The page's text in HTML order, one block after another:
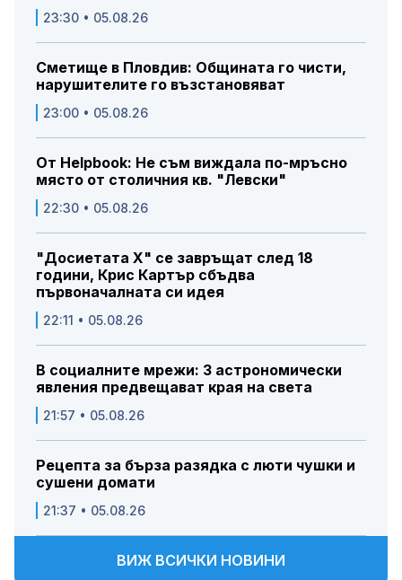
23:30 • 05.08.26
Сметище в Пловдив: Общината го чисти,
нарушителите го възстановяват
23:00 • 05.08.26
От Helpbook: Не съм виждала по-мръсно
място от столичния кв. "Левски"
22:30 • 05.08.26
"Досиетата Х" се завръщат след 18
години, Крис Картър сбъдва
първоначалната си идея
22:11 • 05.08.26
В социалните мрежи: 3 астрономически
явления предвещават края на света
21:57 • 05.08.26
Рецепта за бърза разядка с люти чушки и
сушени домати
21:37 • 05.08.26
ВИЖ ВСИЧКИ НОВИНИ